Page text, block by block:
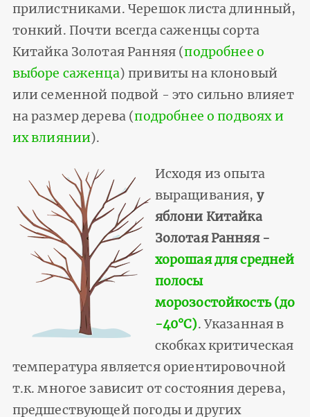
прилистниками. Черешок листа длинный,
тонкий. Почти всегда саженцы сорта
Китайка Золотая Ранняя (подробнее о
выборе саженца) привиты на клоновый
или семенной подвой - это сильно влияет
на размер дерева (подробнее о подвоях и
их влиянии).
Исходя из опыта
выращивания, у
яблони Китайка
Золотая Ранняя -
хорошая для средней
полосы
морозостойкость (до
-40°С). Указанная в
скобках критическая
температура является ориентировочной
т.к. многое зависит от состояния дерева,
предшествующей погоды и других